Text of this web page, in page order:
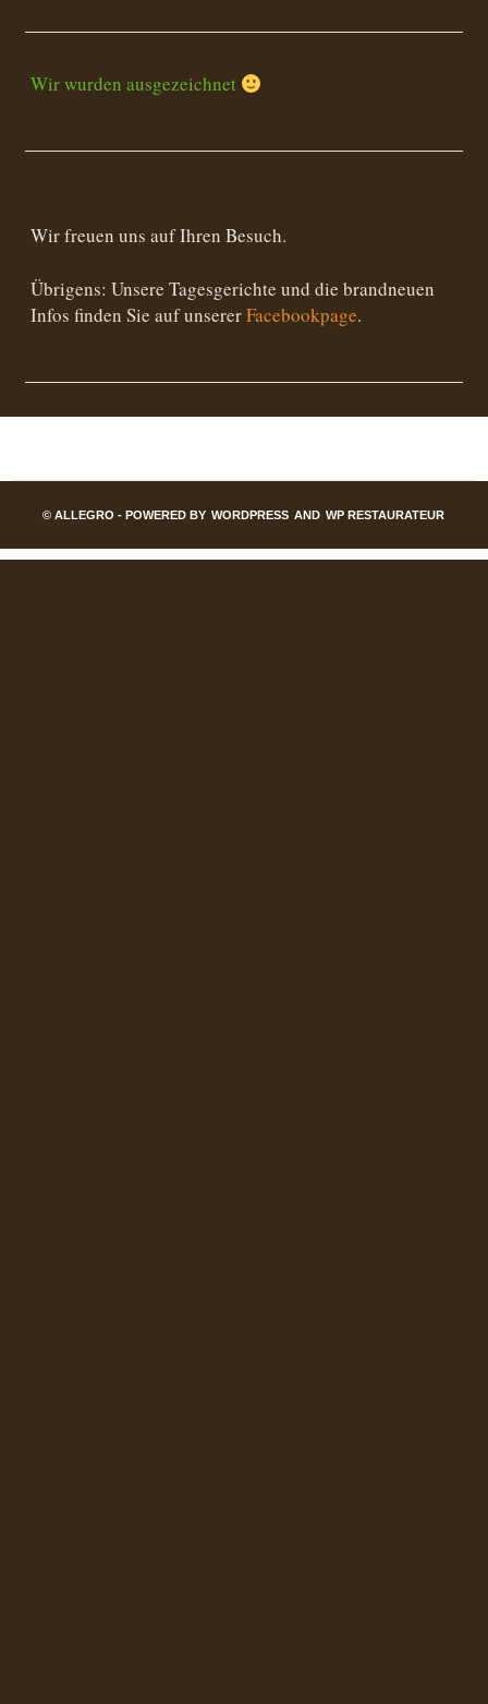
Wir wurden ausgezeichnet
Wir freuen uns auf Ihren Besuch.
Übrigens: Unsere Tagesgerichte und die brandneuen
Infos finden Sie auf unsererFacebookpage.
© ALLEGRO - POWERED BY WORDPRESS AND WP RESTAURATEUR